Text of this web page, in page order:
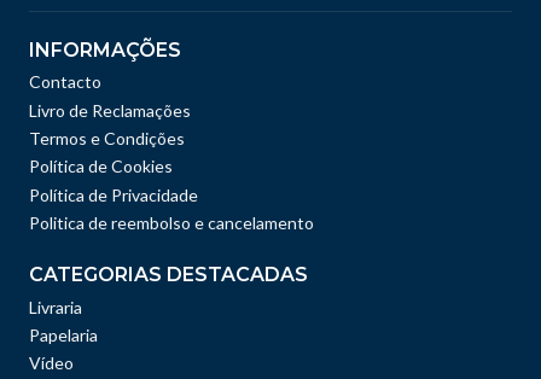
INFORMAÇÕES
Contacto
Livro de Reclamações
Termos e Condições
Política de Cookies
Política de Privacidade
Politica de reembolso e cancelamento
CATEGORIAS DESTACADAS
Livraria
Papelaria
Vídeo